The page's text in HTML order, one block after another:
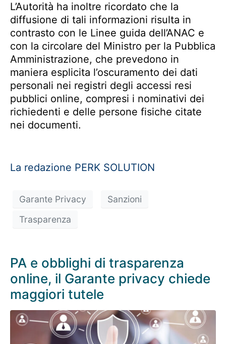
L’Autorità ha inoltre ricordato che la
diffusione di tali informazioni risulta in
contrasto con le Linee guida dell’ANAC e
con la circolare del Ministro per la Pubblica
Amministrazione, che prevedono in
maniera esplicita l’oscuramento dei dati
personali nei registri degli accessi resi
pubblici online, compresi i nominativi dei
richiedenti e delle persone fisiche citate
nei documenti.
La redazione PERK SOLUTION
Garante Privacy
Sanzioni
Trasparenza
PA e obblighi di trasparenza
online, il Garante privacy chiede
maggiori tutele